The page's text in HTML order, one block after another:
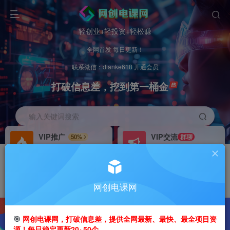
轻创业+轻投资+轻松赚
全网首发 每日更新！
联系微信：dianke618 开通会员
打破信息差，挖到第一桶金
输入关键词搜索
VIP推广
50%
VIP交流 群聊
研究探讨更多创业项目路子。
搭建同款网站，自己当老板
2219W+ 135W+ 8
网创电课网
🎯 网创电课网，打破信息差，提供全网最新、最快、最全项目资